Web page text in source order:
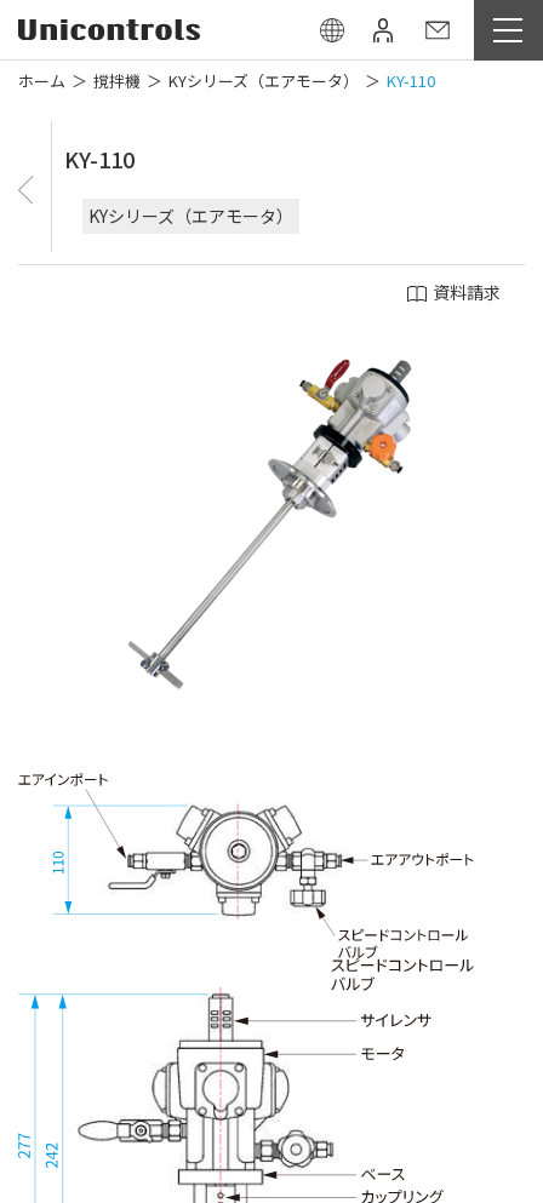
ホーム 撹拌機 KYシリーズ（エアモータ） KY-110
KY-110
KYシリーズ（エアモータ）
資料請求